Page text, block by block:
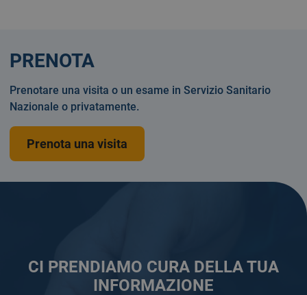
CI PRENDIAMO CURA DELLA TUA
INFORMAZIONE
PRENOTA
Prenotare una visita o un esame in Servizio Sanitario
Nazionale o privatamente.
Prenota una visita